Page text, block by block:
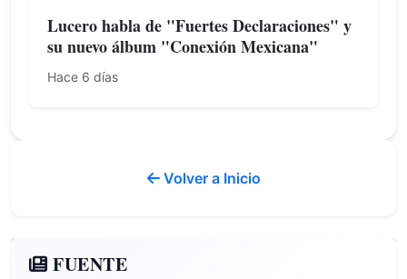
Lucero habla de "Fuertes Declaraciones" y
su nuevo álbum "Conexión Mexicana"
Hace 6 días
Volver a Inicio
FUENTE